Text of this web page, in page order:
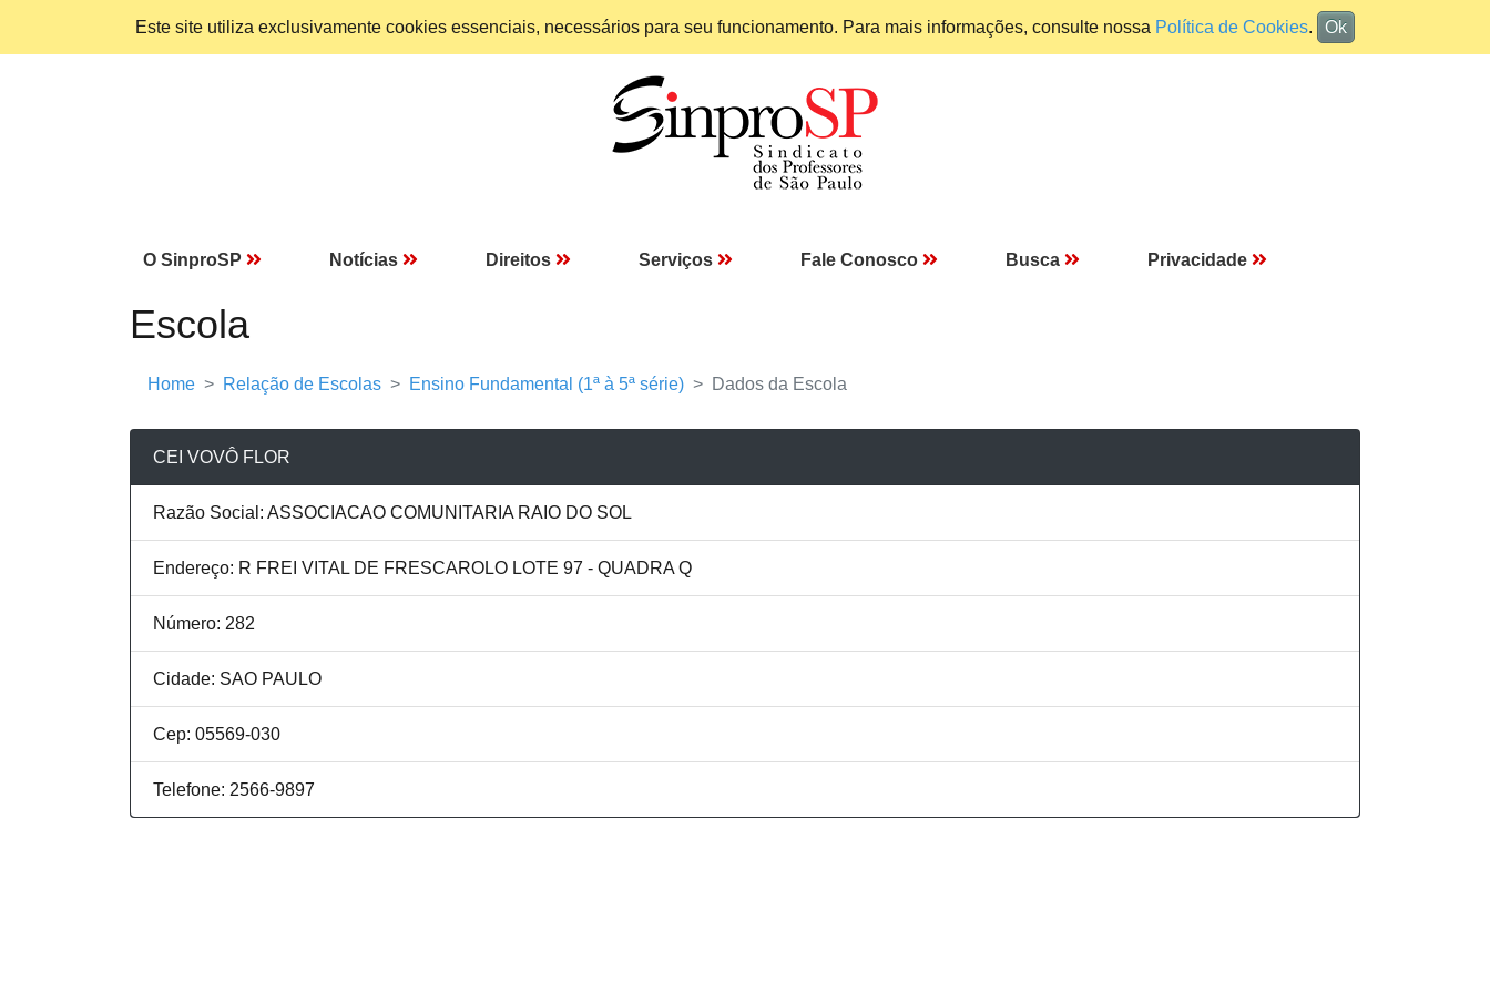
Este site utiliza exclusivamente cookies essenciais, necessários para seu funcionamento. Para mais informações, consulte nossa Política de Cookies. Ok
O SinproSP Notícias Direitos Serviços Fale Conosco Busca Privacidade
Escola
Home Relação de Escolas Ensino Fundamental (1ª à 5ª série) Dados da Escola
CEI VOVÔ FLOR
Razão Social: ASSOCIACAO COMUNITARIA RAIO DO SOL
Endereço: R FREI VITAL DE FRESCAROLO LOTE 97 - QUADRA Q
Número: 282
Cidade: SAO PAULO
Cep: 05569-030
Telefone: 2566-9897